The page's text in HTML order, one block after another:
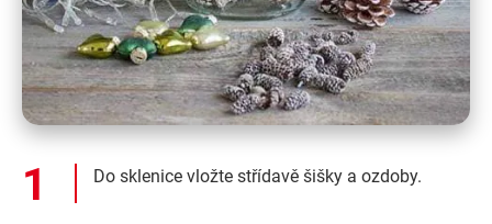
Do sklenice vložte střídavě šišky a ozdoby.